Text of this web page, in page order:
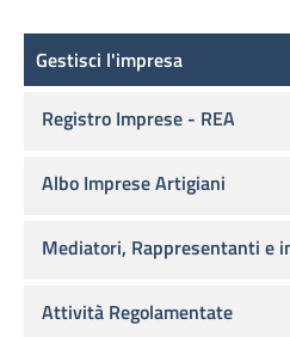
Gestisci l'impresa
Gestisci l'impresa
Registro Imprese - REA
Albo Imprese Artigiani
Mediatori, Rappresentanti e
Attività Regolamentate